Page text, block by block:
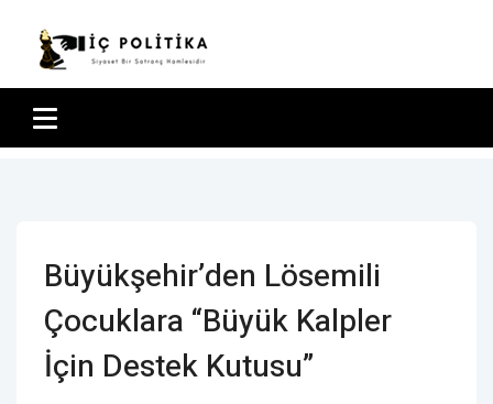
Büyükşehir’den Lösemili
Çocuklara “Büyük Kalpler
İçin Destek Kutusu”